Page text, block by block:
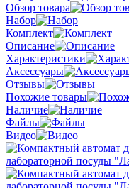
Обзор товара
Набор
Комплект
Описание
Характеристики
Аксессуары
Отзывы
Похожие товары
Наличие
Файлы
Видео